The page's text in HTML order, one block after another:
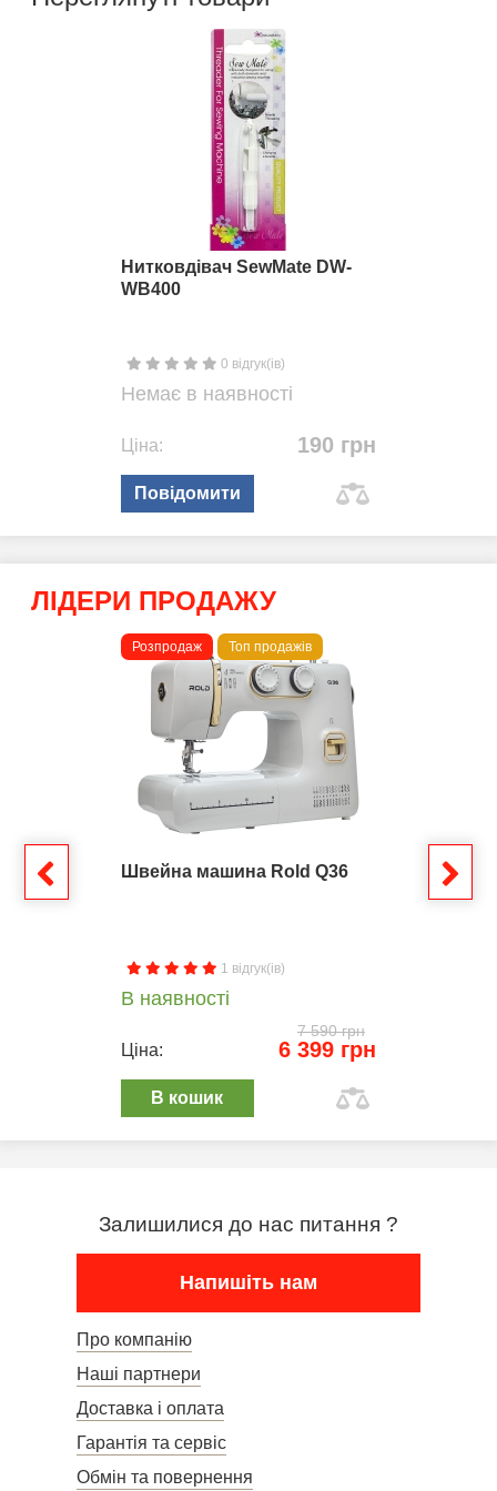
Нитковдівач SewMate DW-
WB400
0 відгук(ів)
Немає в наявності
Ціна: 190 грн
Повідомити
ЛІДЕРИ ПРОДАЖУ
Розпродаж Топ продажів
Швейна машина Rold Q36
1 відгук(ів)
В наявності
7 590 грн
Ціна: 6 399 грн
В кошик
Залишилися до нас питання ?
Напишіть нам
Про компанію
Наші партнери
Доставка і оплата
Гарантія та сервіс
Обмін та повернення